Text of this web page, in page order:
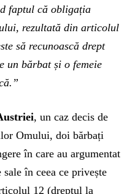
faptul că obligația
rezultată din articolul
să recunoască drept
un bărbat și o femeie
, un caz decis de
Omului, doi bărbați
în care au argumentat
în ceea ce privește
12 (dreptul la